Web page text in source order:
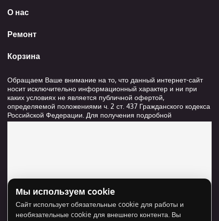
О нас
Ремонт
Корзина
Обращаем Ваше внимание на то, что данный интернет-сайт
носит исключительно информационный характер и ни при
каких условиях не является публичной офертой,
определяемой положениями ч. 2 ст. 437 Гражданского кодекса
Российской Федерации. Для получения подробной
информации о стоимости и сроках выполнения услуг,
Для отображения карты нужно разрешить
использование cookie для внешнего контента.
Мы используем cookie
Сайт использует обязательные cookie для работы и
необязательные cookie для внешнего контента. Вы